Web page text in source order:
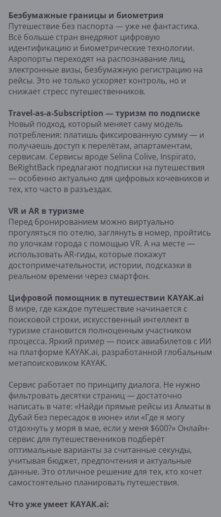
Безбумажные границы и биометрия
Путешествие без паспорта — уже не фантастика.
Всё больше стран внедряют цифровую
идентификацию и биометрические технологии.
Аэропорты переходят на распознавание лиц,
электронные визы, безбумажную регистрацию на
рейсы. Это не только ускоряет контроль, но и
снижает стресс путешественников.
Travel-as-a-Subscription — туризм по подписке
Новый подход, который меняет саму модель
потребления: платишь фиксированную сумму — и
получаешь доступ к перелётам, апартаментам,
сервисам. Сервисы вроде Selina Colive, Inspirato,
BeRightBack предлагают подписки на путешествия
— особенно актуально для цифровых кочевников и
тех, кто часто в разъездах.
VR и AR в туризме
Перед бронированием можно виртуально
прогуляться по отелю, заглянуть в номер, пройтись
по улочкам города с помощью VR. А на месте —
использовать AR-гиды, которые покажут
достопримечательности, истории, подсказки в
реальном времени через смартфон.
Цифровой помощник в путешествии KAYAK.ai
В мире, где каждое путешествие начинается с
поисковой строки, искусственный интеллект в
туризме становится полноценным участником
процесса. Яркий пример — поиск авиабилетов с ИИ
на платформе KAYAK.ai, разработанной глобальным
метапоисковиком KAYAK.
Сервис работает по принципу диалога. Не нужно
фильтровать десятки страниц — достаточно
написать в чате: «Найди прямые рейсы из Алматы в
Дубай без пересадок в июне» или «Где я могу
отдохнуть у моря в мае, если у меня $600?» Онлайн-
сервис для путешественников подберёт
оптимальные варианты за считанные секунды,
учитывая бюджет, предпочтения и актуальные
данные. Это отличное решение для тех, кто хочет
самостоятельно планировать путешествия.
Что уже умеет KAYAK.ai: